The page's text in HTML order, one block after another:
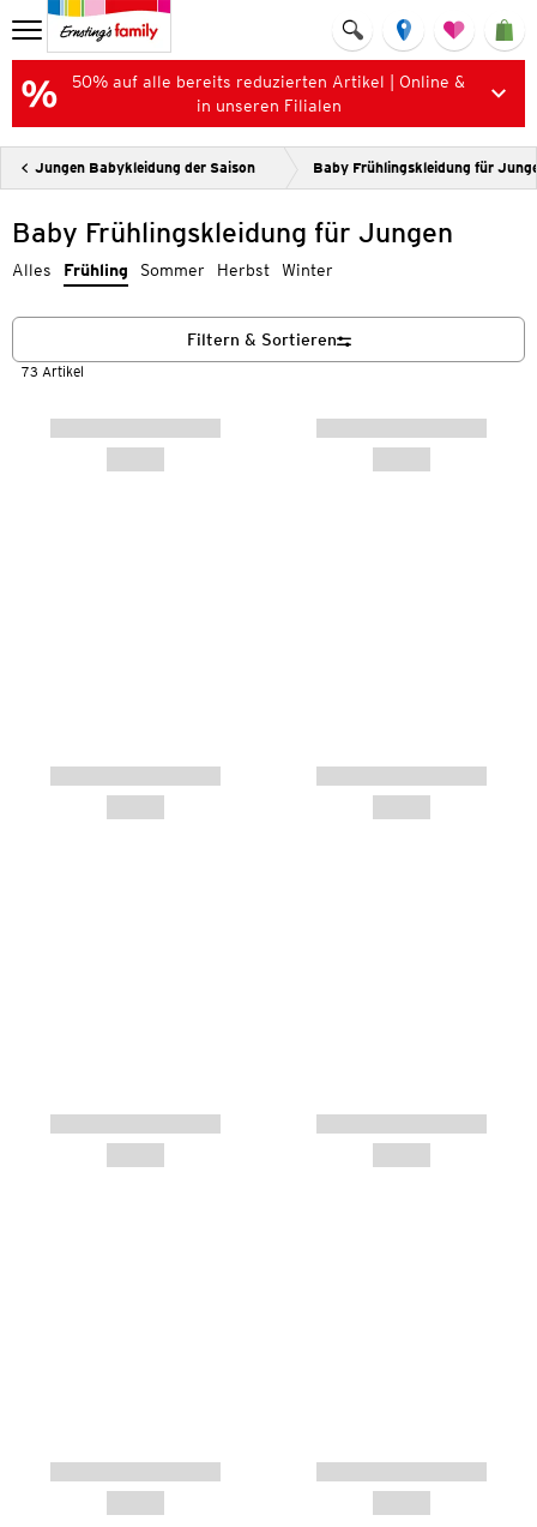
50% auf alle bereits reduzierten Artikel | Online &
in unseren Filialen
Jungen Babykleidung der Saison Baby Frühlingskleidung für
Baby Frühlingskleidung für Jungen
Alles Frühling Sommer Herbst Winter
73 Artikel
Filtern & Sortieren